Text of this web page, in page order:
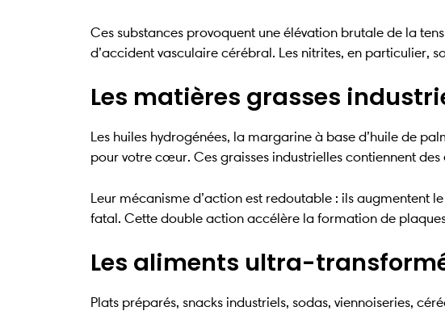
Ces substances provoquent une élévation brutale de la
d’accident vasculaire cérébral. Les nitrites, en particulier,
Les matières grasses
Les huiles hydrogénées, la margarine à base d’huile de
pour votre cœur. Ces graisses industrielles contiennent des
Leur mécanisme d’action est redoutable : ils augmentent
fatal. Cette double action accélère la formation de
Les aliments ultra-
Plats préparés, snacks industriels, sodas, viennoiseries,